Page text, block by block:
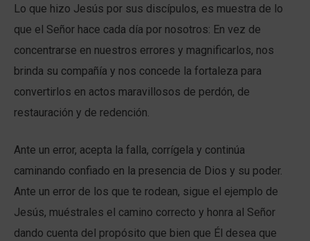
Lo que hizo Jesús por sus discípulos, es muestra de lo
que el Señor hace cada día por nosotros: En vez de
concentrarse en nuestros errores y magnificarlos, nos
brinda su compañía y nos concede la fortaleza para
convertirlos en actos maravillosos de perdón, de
restauración y de redención.
Ante un error, acepta la falla, corrígela y continúa
caminando confiado en la presencia de Dios y su poder.
Ante un error de los que te rodean, sigue el ejemplo de
Jesús, muéstrales el camino correcto y honra al Señor
dando cuenta del propósito que bien que Él desea que